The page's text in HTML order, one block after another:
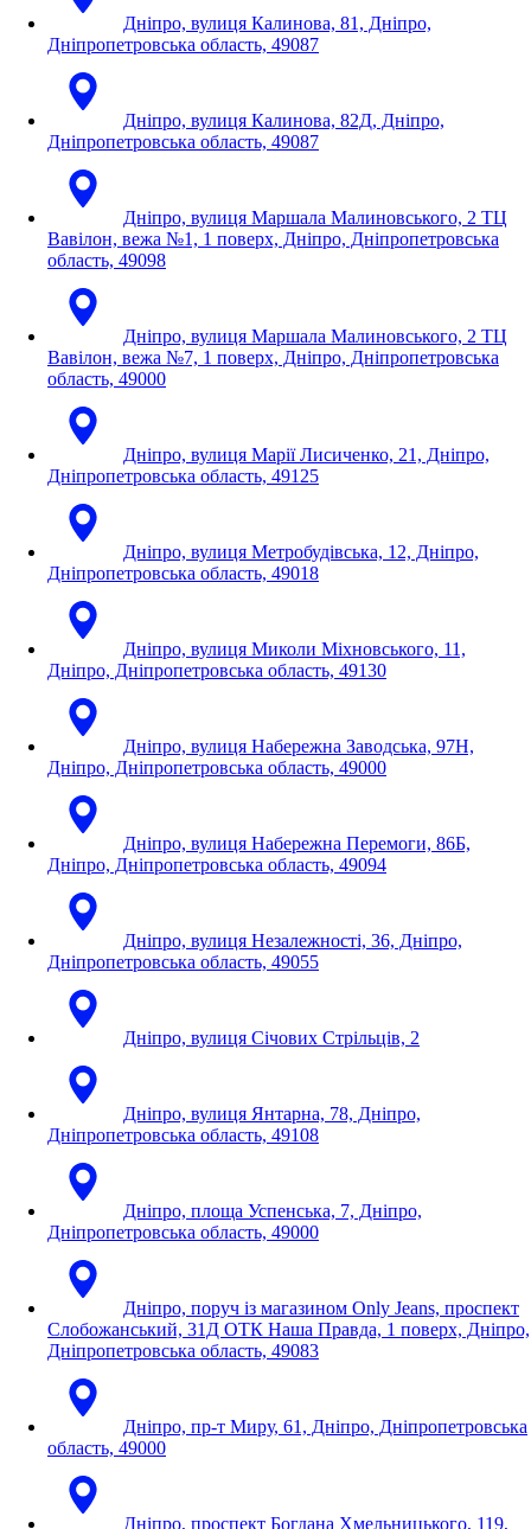
Дніпро, вулиця Калинова, 81, Дніпро,
Дніпропетровська область, 49087
Дніпро, вулиця Калинова, 82Д, Дніпро,
Дніпропетровська область, 49087
Дніпро, вулиця Маршала Малиновського, 2 ТЦ
Вавілон, вежа №1, 1 поверх, Дніпро, Дніпропетровська
область, 49098
Дніпро, вулиця Маршала Малиновського, 2 ТЦ
Вавілон, вежа №7, 1 поверх, Дніпро, Дніпропетровська
область, 49000
Дніпро, вулиця Марії Лисиченко, 21, Дніпро,
Дніпропетровська область, 49125
Дніпро, вулиця Метробудівська, 12, Дніпро,
Дніпропетровська область, 49018
Дніпро, вулиця Миколи Міхновського, 11,
Дніпро, Дніпропетровська область, 49130
Дніпро, вулиця Набережна Заводська, 97Н,
Дніпро, Дніпропетровська область, 49000
Дніпро, вулиця Набережна Перемоги, 86Б,
Дніпро, Дніпропетровська область, 49094
Дніпро, вулиця Незалежності, 36, Дніпро,
Дніпропетровська область, 49055
Дніпро, вулиця Січових Стрільців, 2
Дніпро, вулиця Янтарна, 78, Дніпро,
Дніпропетровська область, 49108
Дніпро, площа Успенська, 7, Дніпро,
Дніпропетровська область, 49000
Дніпро, поруч із магазином Only Jeans, проспект
Слобожанський, 31Д ОТК Наша Правда, 1 поверх, Дніпро,
Дніпропетровська область, 49083
Дніпро, пр-т Миру, 61, Дніпро, Дніпропетровська
область, 49000
Дніпро, проспект Богдана Хмельницького, 119,